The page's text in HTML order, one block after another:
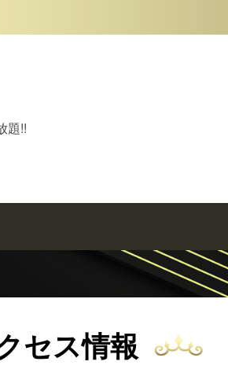
題!!
セス情報